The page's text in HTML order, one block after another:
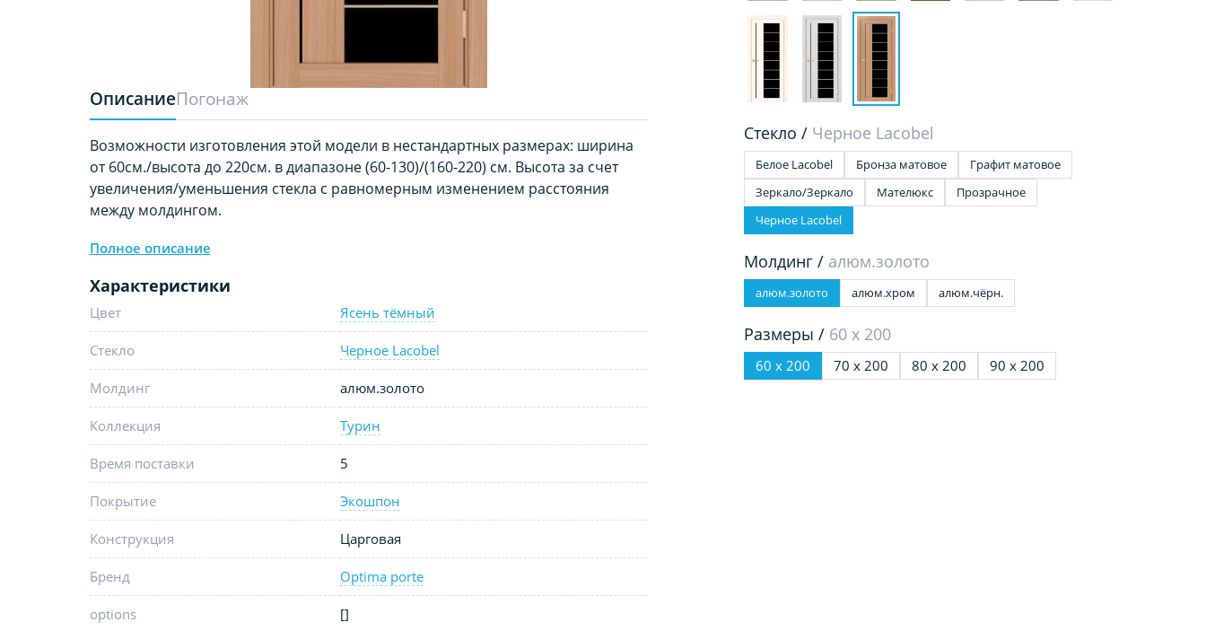
ОписаниеПогонаж
Возможности изготовления этой модели в нестандартных размерах: ширина
от 60см./высота до 220см. в диапазоне (60-130)/(160-220) см. Высота за счет
увеличения/уменьшения стекла с равномерным изменением расстояния
между молдингом.
Полное описание
Характеристики
Цвет Ясень тёмный
Стекло Черное Lacobel
Молдинг алюм.золото
Коллекция Турин
Время поставки 5
Покрытие Экошпон
Конструкция Царговая
Бренд Optima porte
options []
Стекло / Черное Lacobel
Белое Lacobel Бронза матовое
Графит матовое
Зеркало/Зеркало
Мателюкс
Прозрачное
Черное Lacobel
Молдинг / алюм.золото
алюм.золото алюм.хром алюм.чёрн.
Размеры / 60 х 200
60 х 200 70 х 200 80 х 200 90 х 200